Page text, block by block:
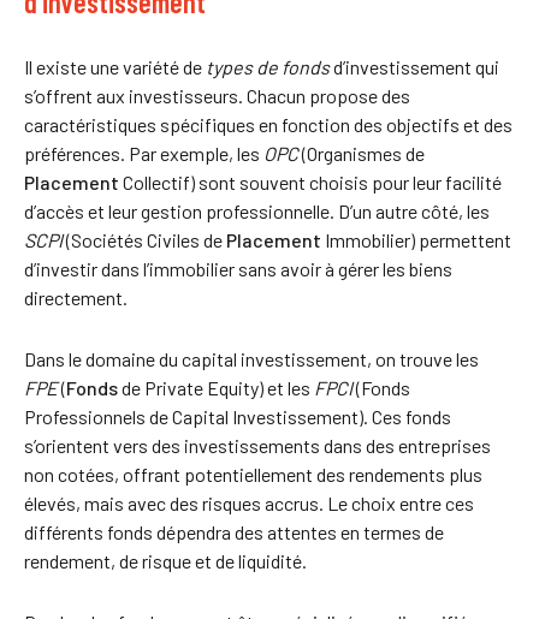
Il existe une variété de types de fondsd’investissement qui
s’offrent aux investisseurs. Chacun propose des
caractéristiques spécifiques en fonction des objectifs et des
préférences. Par exemple, les OPC(Organismes de
Placement Collectif) sont souvent choisis pour leur facilité
d’accès et leur gestion professionnelle. D’un autre côté, les
SCPI(Sociétés Civiles de Placement Immobilier) permettent
d’investir dans l’immobilier sans avoir à gérer les biens
directement.
Dans le domaine du capital investissement, on trouve les
FPE(Fondsde Private Equity) et les FPCI(Fonds
Professionnels de Capital Investissement). Ces fonds
s’orientent vers des investissements dans des entreprises
non cotées, offrant potentiellement des rendements plus
élevés, mais avec des risques accrus. Le choix entre ces
différents fonds dépendra des attentes en termes de
rendement, de risque et de liquidité.